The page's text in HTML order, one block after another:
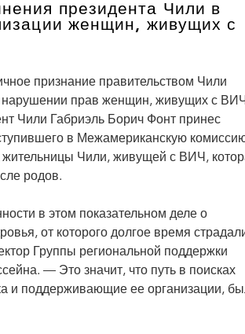
президента Чили в
женщин, живущих с
признание правительством Чили
нарушении прав женщин, живущих с
Чили Габриэль Борич Фонт принес
в Межамериканскую
жительницы Чили, живущей с ВИЧ,
родов.
в этом показательном деле о
от которого долгое время
Группы региональной поддержки
— Это значит, что путь в поисках
и поддерживающие ее организации,